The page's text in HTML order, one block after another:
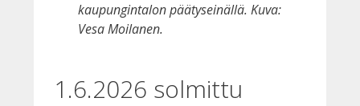
kaupungintalon päätyseinällä. Kuva:
Vesa Moilanen.
1.6.2026 solmittu